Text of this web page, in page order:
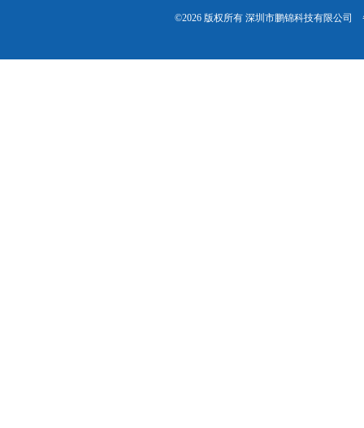
©2026 版权所有 深圳市鹏锦科技有限公司